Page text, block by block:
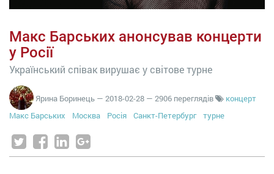
Макс Барських анонсував концерти
у Росії
Український співак вирушає у світове турне
Ярина Боринець — 2018-02-28 — 2906 переглядів
концерт
Макс Барських
Москва Росія Санкт-Петербург турне